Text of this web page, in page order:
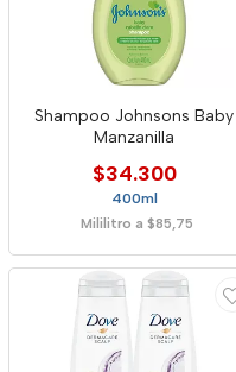
Shampoo Johnsons Baby
Manzanilla
$34.300
400ml
Mililitro a $85,75